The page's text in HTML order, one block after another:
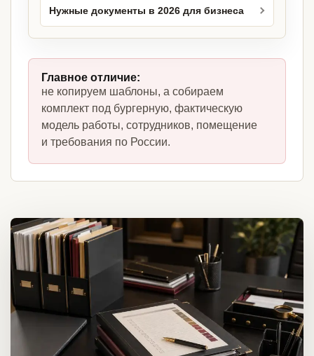
Нужные документы в 2026 для бизнеса
Главное отличие:
не копируем шаблоны, а собираем
комплект под бургерную, фактическую
модель работы, сотрудников, помещение
и требования по России.